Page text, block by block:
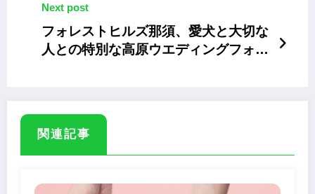
Next post
フォレストヒルズ那須、愛犬と大切な
人との特別な高原ウエディングフォト
関連記事